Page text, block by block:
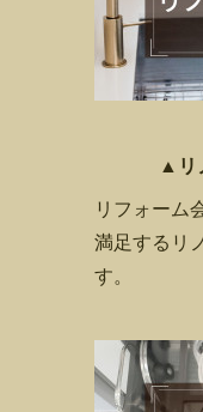
▲リ
リフォーム
満足するリ
す。